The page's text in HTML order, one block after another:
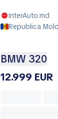
InterAuto.md
Republica
BMW 320
12.999 EUR